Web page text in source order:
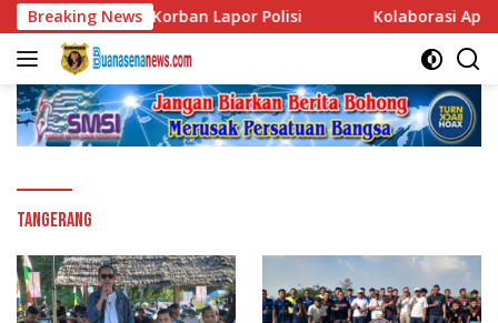
Langsung
ke
konten
Breaking News
Subuh, Korban Lapor Polisi Kolaborasi Apdesi dan
Tangerang